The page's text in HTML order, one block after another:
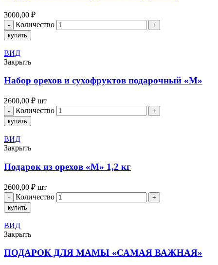
3000,00 ₽
Количество
купить
ВИД
Закрыть
Набор орехов и сухофруктов подарочный «M»
2600,00 ₽ шт
Количество
купить
ВИД
Закрыть
Подарок из орехов «M» 1,2 кг
2600,00 ₽ шт
Количество
купить
ВИД
Закрыть
ПОДАРОК ДЛЯ МАМЫ «САМАЯ ВАЖНАЯ»